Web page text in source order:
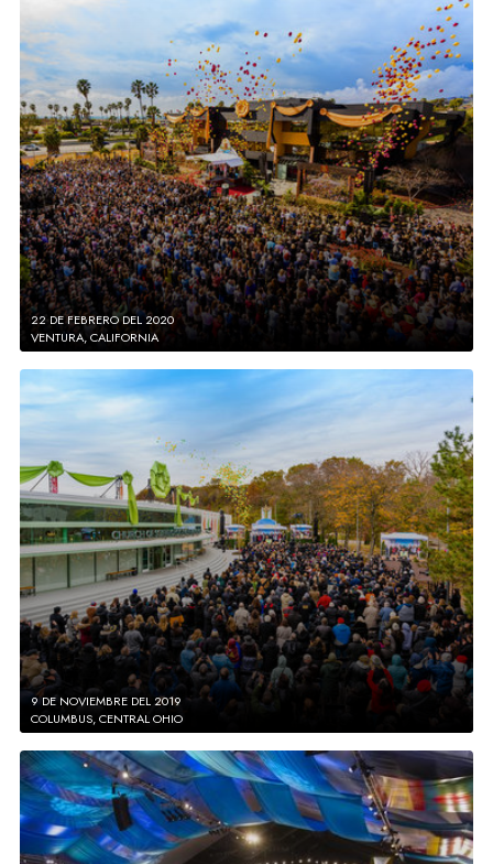
22 DE FEBRERO DEL 2020
VENTURA, CALIFORNIA
9 DE NOVIEMBRE DEL 2019
COLUMBUS, CENTRAL OHIO